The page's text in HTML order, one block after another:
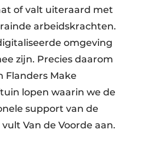
of valt uiteraard met
arbeidskrachten.
omgeving
zijn. Precies daarom
Flanders Make
lopen waarin we de
support van de
Van de Voorde aan.